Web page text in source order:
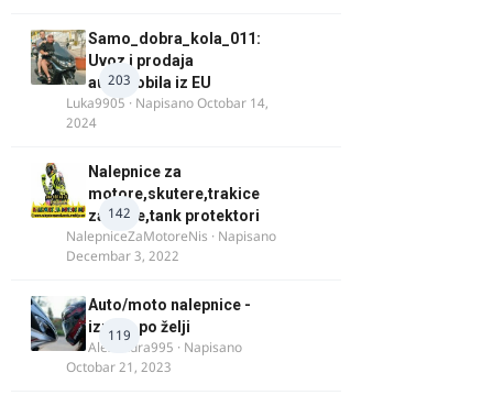
203
Samo_dobra_kola_011:
Uvoz i prodaja
automobila iz EU
Luka9905 · NapisanoOctobar 14,
2024
142
Nalepnice za
motore,skutere,trakice
za felne,tank protektori
NalepniceZaMotoreNis · Napisano
Decembar 3, 2022
119
Auto/moto nalepnice -
izrada po želji
Alexandra995 · Napisano
Octobar 21, 2023